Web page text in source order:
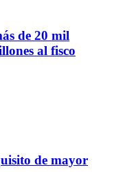
de 20 mil
al fisco
de mayor